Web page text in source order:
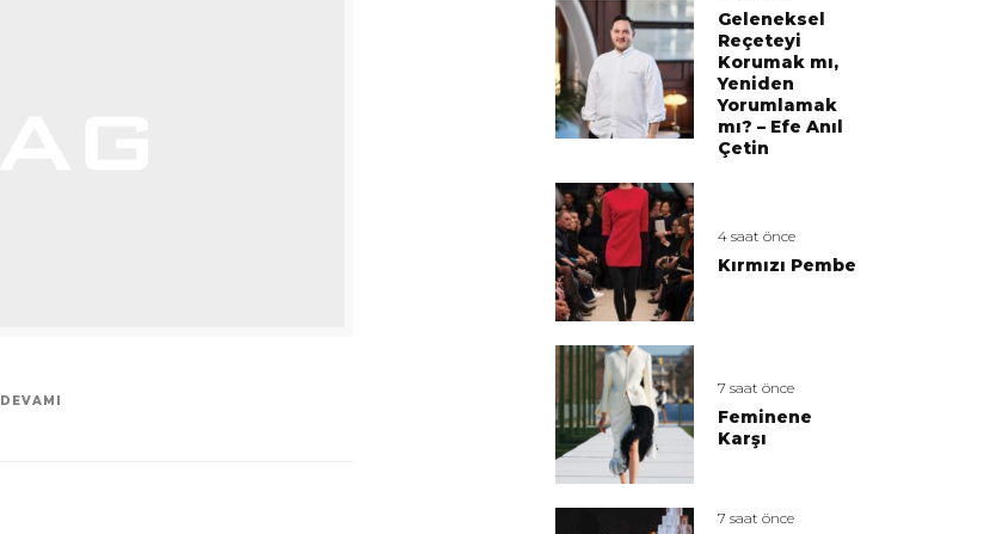
DEVAMI
Geleneksel
Reçeteyi
Korumak mı,
Yeniden
Yorumlamak
mı? – Efe Anıl
Çetin
4 saat önce
Kırmızı Pembe
7 saat önce
Feminene
Karşı
7 saat önce